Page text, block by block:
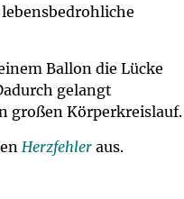
Ballon die Lücke
gelangt
großen Körperkreislauf.
Herzfehler aus.